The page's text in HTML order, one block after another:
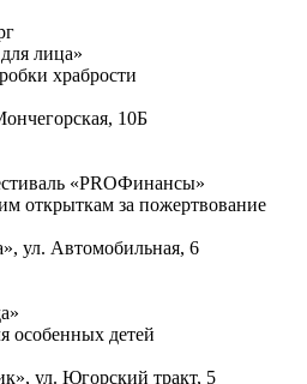
лица»
храбрости
10Б
«PROФинансы»
открыткам за пожертвование
ул. Автомобильная, 6
особенных детей
ул. Югорский тракт, 5